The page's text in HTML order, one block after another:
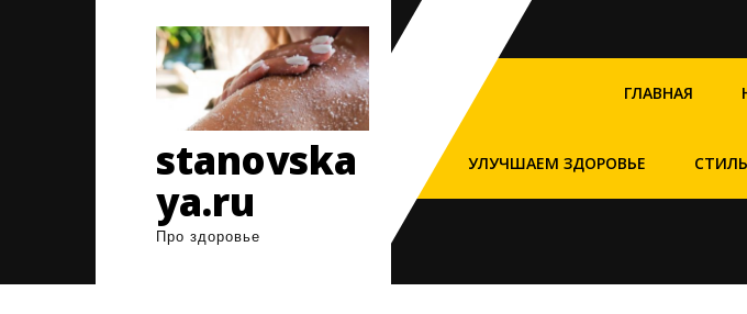
stanovska
ya.ru
Про здоровье
ГЛАВНАЯ
УЛУЧШАЕМ ЗДОРОВЬЕ